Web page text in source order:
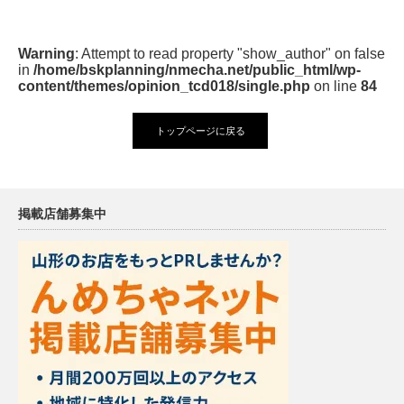
Warning: Attempt to read property "show_author" on false
in /home/bskplanning/nmecha.net/public_html/wp-
content/themes/opinion_tcd018/single.php on line 84
トップページに戻る
掲載店舗募集中